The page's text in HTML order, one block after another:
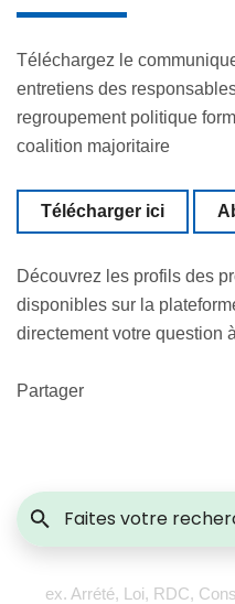
Téléchargez le
entretiens des
regroupement politique
coalition majoritaire
Télécharger ici
Découvrez les profils des
disponibles sur la
directement votre question
Partager
ex. Arrété, Loi, RDC,